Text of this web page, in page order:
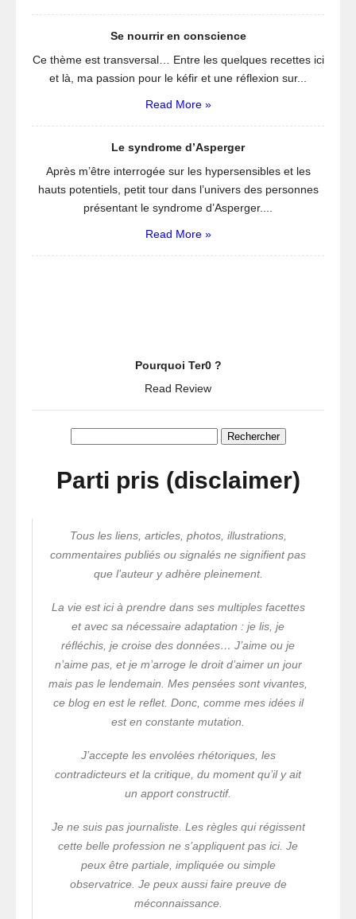
Se nourrir en conscience
Ce thème est transversal… Entre les quelques recettes ici
et là, ma passion pour le kéfir et une réflexion sur...
Read More »
Le syndrome d’Asperger
Après m’être interrogée sur les hypersensibles et les
hauts potentiels, petit tour dans l’univers des personnes
présentant le syndrome d’Asperger....
Read More »
Pourquoi Ter0 ?
Read Review
Rechercher :
Parti pris (disclaimer)
Tous les liens, articles, photos, illustrations,
commentaires publiés ou signalés ne signifient pas
que l’auteur y adhère pleinement.
La vie est ici à prendre dans ses multiples facettes
et avec sa nécessaire adaptation : je lis, je
réfléchis, je croise des données… J’aime ou je
n’aime pas, et je m’arroge le droit d’aimer un jour
mais pas le lendemain. Mes pensées sont vivantes,
ce blog en est le reflet. Donc, comme mes idées il
est en constante mutation.
J’accepte les envolées rhétoriques, les
contradicteurs et la critique, du moment qu’il y ait
un apport constructif.
Je ne suis pas journaliste. Les règles qui régissent
cette belle profession ne s’appliquent pas ici. Je
peux être partiale, impliquée ou simple
observatrice. Je peux aussi faire preuve de
méconnaissance.